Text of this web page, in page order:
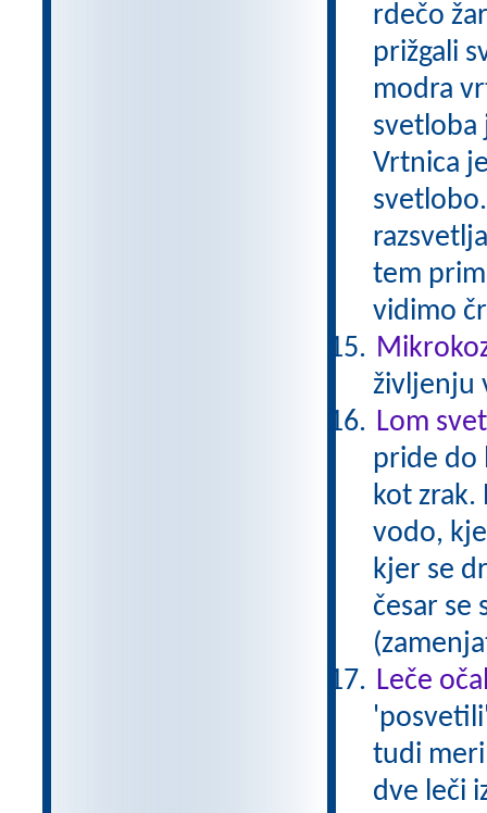
rdečo
prižgali
modra
svetloba
Vrtnica
tem
vidimo
življenju
Lom
pride do
kot zrak.
vodo,
kjer se
česar se
Leče
tudi
dve leči